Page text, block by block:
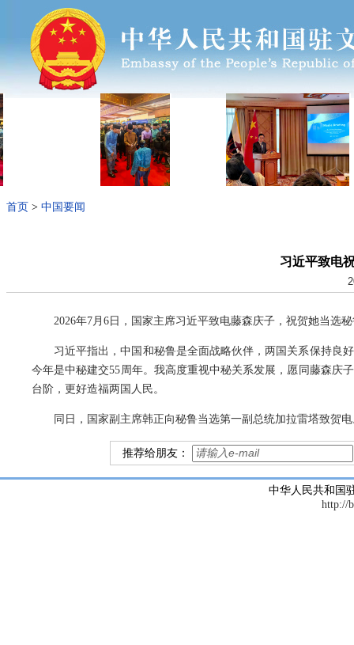
首页 > 中国要闻
习近平致电
2026年7月6日，国家主席习近平致电藤森庆子，祝贺她当选
习近平指出，中国和秘鲁是全面战略伙伴，两国关系保持良
今年是中秘建交55周年。我高度重视中秘关系发展，愿同藤森庆
台阶，更好造福两国人民。
同日，国家副主席韩正向秘鲁当选第一副总统加拉雷塔致贺
推荐给朋友：
中华人民共和国
http://